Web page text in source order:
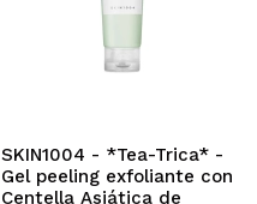
SKIN1004 - *Tea-Trica* -
Gel peeling exfoliante con
Centella Asiática de